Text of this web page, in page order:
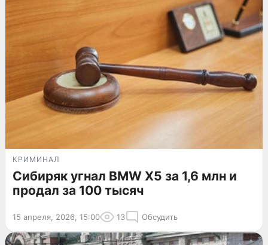
КРИМИНАЛ
Сибиряк угнал BMW X5 за 1,6 млн и
продал за 100 тысяч
15 апреля, 2026, 15:00 13 Обсудить